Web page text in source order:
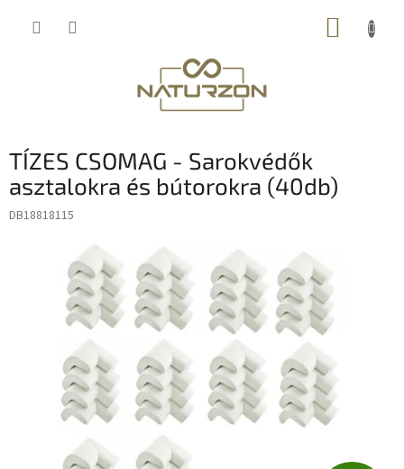
KOSÁR
TÍZES CSOMAG - Sarokvédők
asztalokra és bútorokra (40db)
DB18818115